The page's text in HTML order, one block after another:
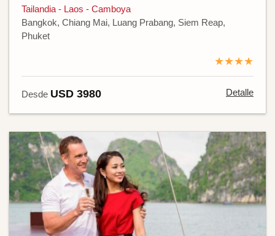
Tailandia - Laos - Camboya
Bangkok, Chiang Mai, Luang Prabang, Siem Reap,
Phuket
★★★★
Desde USD 3980 Detalle